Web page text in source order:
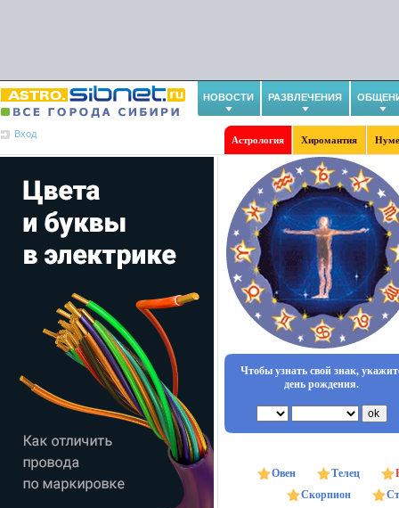
НОВОСТИ РАЗВЛЕЧЕНИЯ
Вход
Астрология Хиромантия
Чтобы узнать свой знак,
день рождения.
Овен Телец
Скорпион